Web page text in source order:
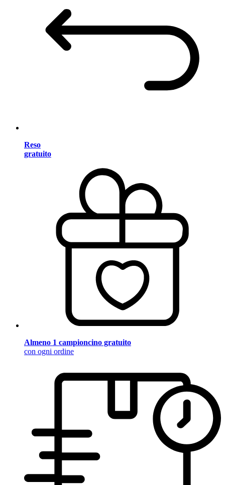
Reso
gratuito
Almeno 1 campioncino gratuito
con ogni ordine